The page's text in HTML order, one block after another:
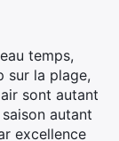
temps,
sur la plage,
sont autant
autant
excellence